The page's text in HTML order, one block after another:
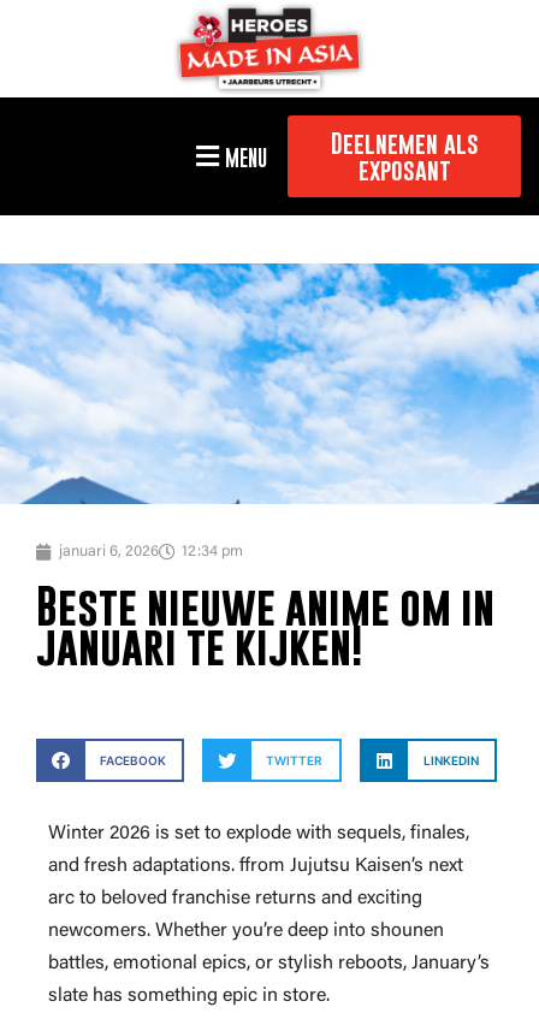
MENU
Deelnemen als
exposant
januari 6, 2026 12:34 pm
Beste nieuwe anime om in
januari te kijken!
FACEBOOK TWITTER LINKEDIN
Winter 2026 is set to explode with sequels, finales,
and fresh adaptations. ffrom Jujutsu Kaisen’s next
arc to beloved franchise returns and exciting
newcomers. Whether you’re deep into shounen
battles, emotional epics, or stylish reboots, January’s
slate has something epic in store.